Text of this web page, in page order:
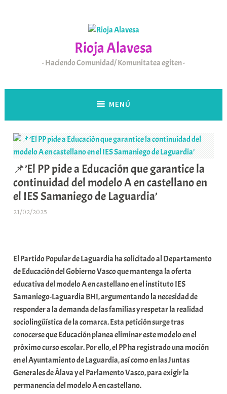
Rioja Alavesa
Haciendo Comunidad/ Komunitatea egiten
MENÚ
📌’El PP pide a Educación que garantice la
continuidad del modelo A en castellano en
el IES Samaniego de Laguardia’
21/02/2025
a
r
E
r
r
i
o
x
a
K
o
El Partido Popular de Laguardia ha solicitado al Departamento
de Educación del Gobierno Vasco que mantenga la oferta
educativa del modelo A en castellano en el instituto IES
Samaniego-Laguardia BHI, argumentando la necesidad de
responder a la demanda de las familias y respetar la realidad
sociolingüística de la comarca. Esta petición surge tras
conocerse que Educación planea eliminar este modelo en el
próximo curso escolar. Por ello, el PP ha registrado una moción
en el Ayuntamiento de Laguardia, así como en las Juntas
Generales de Álava y el Parlamento Vasco, para exigir la
permanencia del modelo A en castellano.